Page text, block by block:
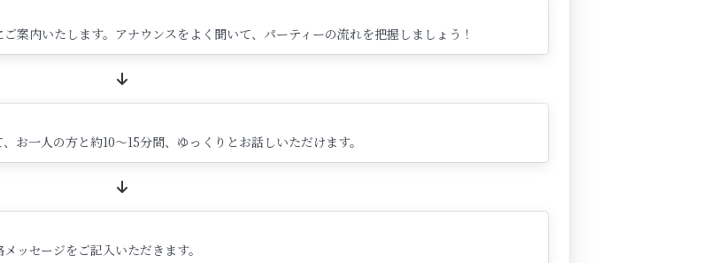
案内いたします。アナウンスをよく聞いて、パーティーの流れを把握しましょう！
お一人の方と約10～15分間、ゆっくりとお話しいただけます。
ッセージをご記入いただきます。